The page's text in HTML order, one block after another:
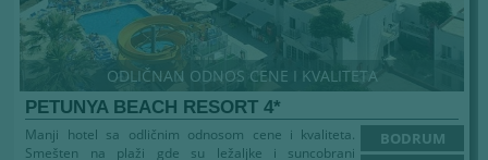
ODLIČNAN ODNOS CENE I KVALITETA
PETUNYA BEACH RESORT 4*
BODRUM
Manji hotel sa odličnim odnosom cene i kvaliteta.
Smešten na plaži gde su ležaljke i suncobrani